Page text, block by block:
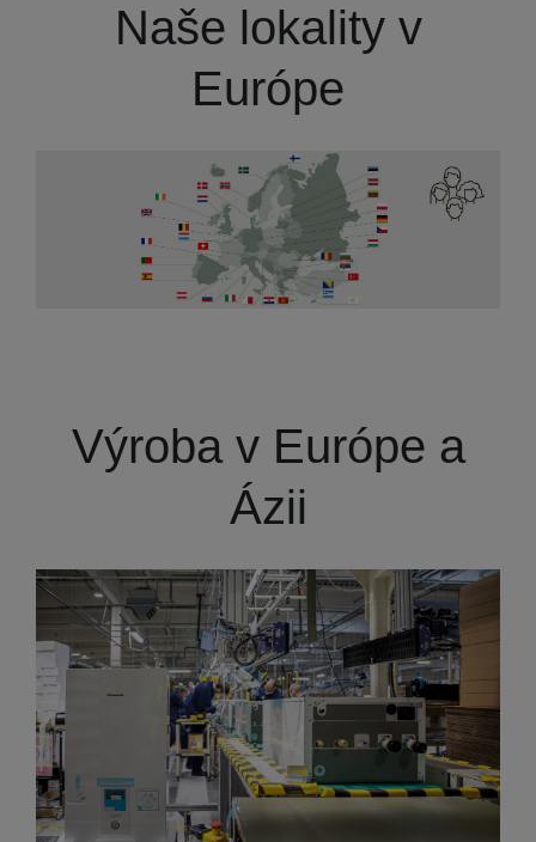
Naše lokality v
Európe
Výroba v Európe a
Ázii